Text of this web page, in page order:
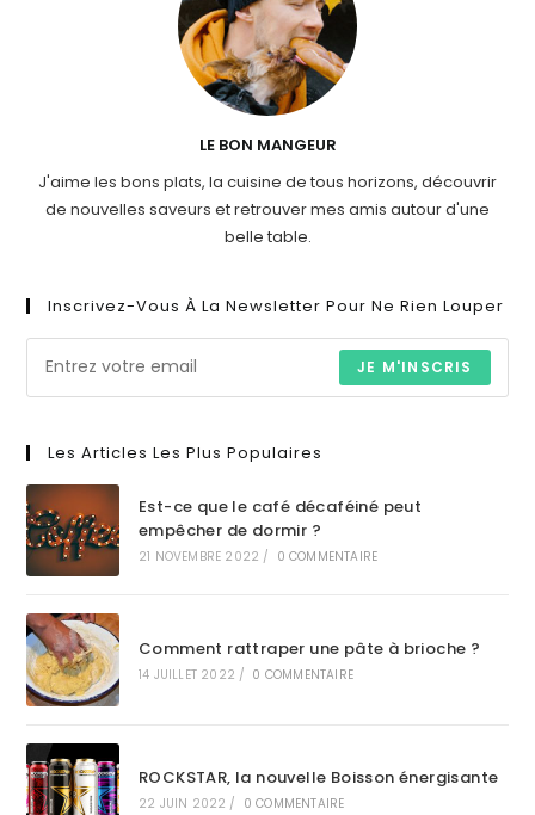
LE BON MANGEUR
J'aime les bons plats, la cuisine de tous horizons, découvrir
de nouvelles saveurs et retrouver mes amis autour d'une
belle table.
Inscrivez-Vous À La Newsletter Pour Ne Rien Louper
JE M'INSCRIS
Les Articles Les Plus Populaires
Est-ce que le café décaféiné peut
empêcher de dormir ?
21 NOVEMBRE 2022 / 0 COMMENTAIRE
Comment rattraper une pâte à brioche ?
14 JUILLET 2022 / 0 COMMENTAIRE
ROCKSTAR, la nouvelle Boisson énergisante
22 JUIN 2022 / 0 COMMENTAIRE